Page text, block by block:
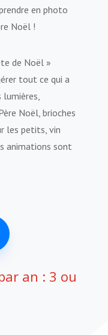
en photo
Noël !
de Noël »
tout ce qui a
Noël, brioches
les petits, vin
animations sont
an : 3 ou